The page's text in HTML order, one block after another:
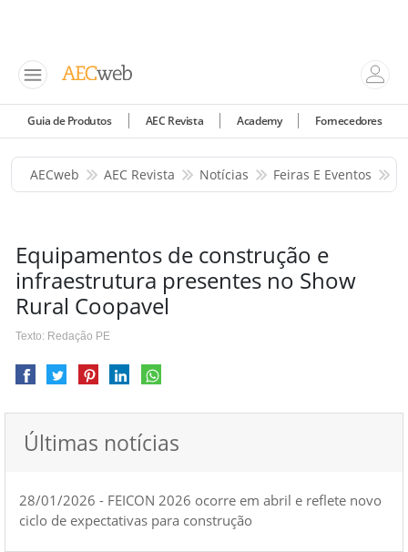
Guia de Produtos AEC Revista Academy Fornecedores
AECweb AEC Revista Notícias Feiras E Eventos
Equipamentos de construção e
infraestrutura presentes no Show
Rural Coopavel
Texto: Redação PE
Últimas notícias
28/01/2026 - FEICON 2026 ocorre em abril e reflete novo
ciclo de expectativas para construção